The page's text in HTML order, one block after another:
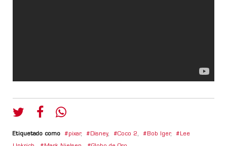
Etiquetado como pixar, Disney, Coco 2, Bob Iger, Lee